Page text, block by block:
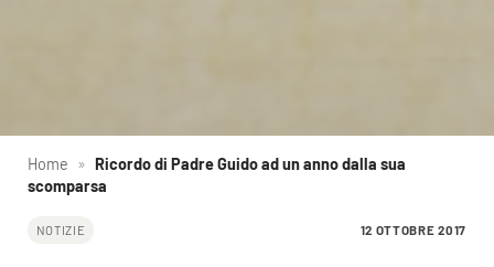
Home » Ricordo di Padre Guido ad un anno dalla sua
scomparsa
NOTIZIE 12 OTTOBRE 2017